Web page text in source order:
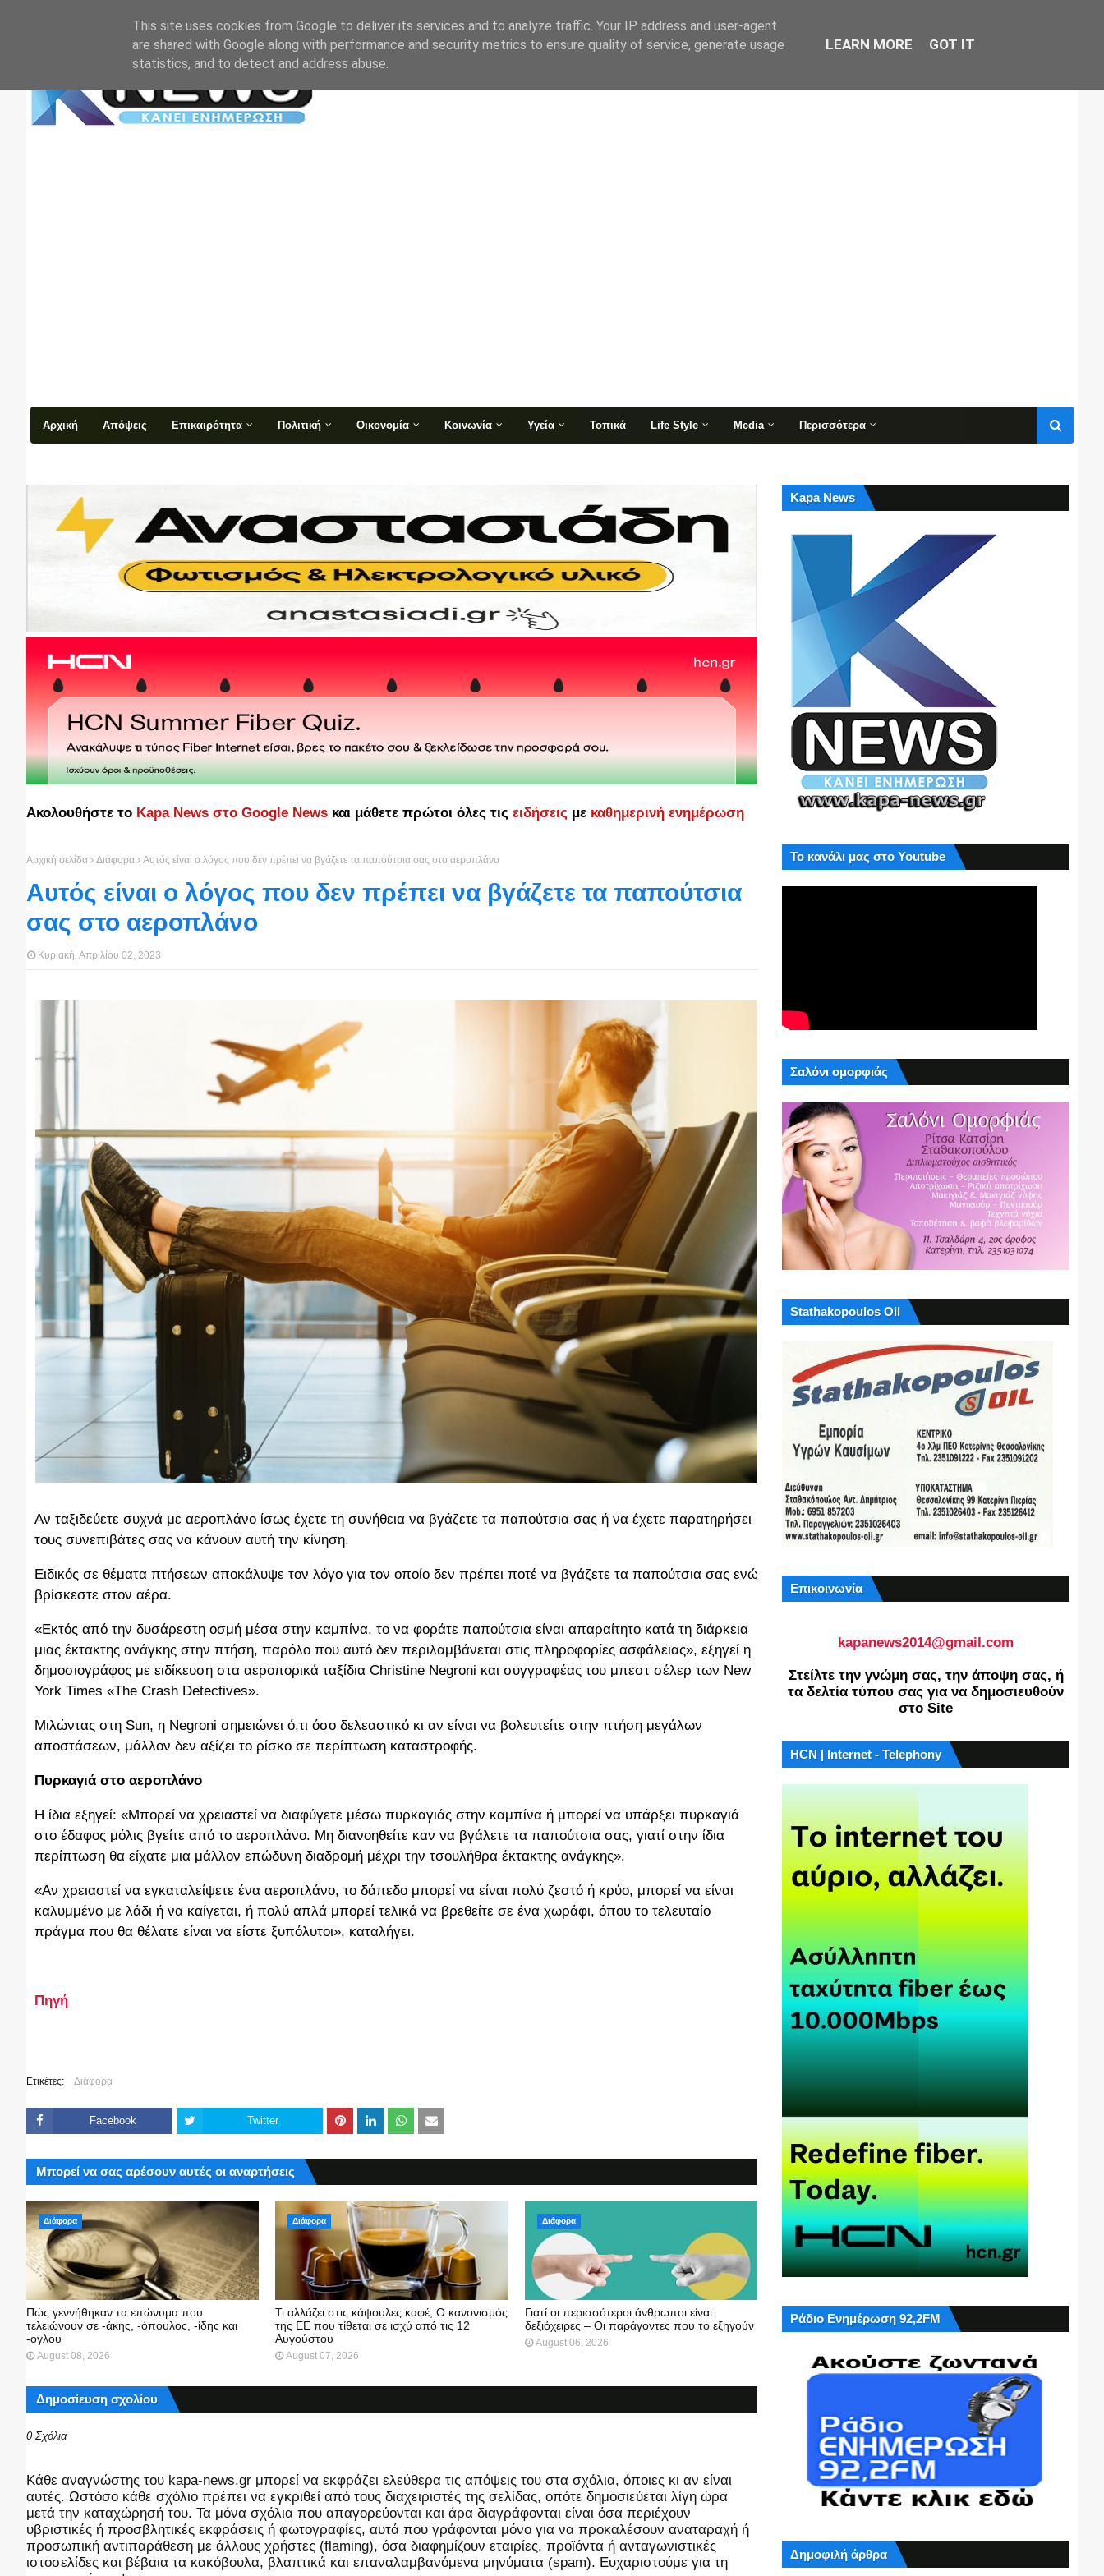
Αρχική Απόψεις Επικαιρότητα Πολιτική Οικονομία Κοινωνία Υγεία Τοπικά Life Style Media Περισσότερα
Ακολουθήστε το Kapa News στο Google News και μάθετε πρώτοι όλες τις ειδήσεις με καθημερινή ενημέρωση
Αρχική σελίδα Διάφορα Αυτός είναι ο λόγος που δεν πρέπει να βγάζετε τα παπούτσια σας στο αεροπλάνο
Αυτός είναι ο λόγος που δεν πρέπει να βγάζετε τα παπούτσια
σας στο αεροπλάνο
Κυριακή, Απριλίου 02, 2023
Αν ταξιδεύετε συχνά με αεροπλάνο ίσως έχετε τη συνήθεια να βγάζετε τα παπούτσια σας ή να έχετε παρατηρήσει
τους συνεπιβάτες σας να κάνουν αυτή την κίνηση.
Ειδικός σε θέματα πτήσεων αποκάλυψε τον λόγο για τον οποίο δεν πρέπει ποτέ να βγάζετε τα παπούτσια σας ενώ
βρίσκεστε στον αέρα.
«Εκτός από την δυσάρεστη οσμή μέσα στην καμπίνα, το να φοράτε παπούτσια είναι απαραίτητο κατά τη διάρκεια
μιας έκτακτης ανάγκης στην πτήση, παρόλο που αυτό δεν περιλαμβάνεται στις πληροφορίες ασφάλειας», εξηγεί η
δημοσιογράφος με ειδίκευση στα αεροπορικά ταξίδια Christine Negroni και συγγραφέας του μπεστ σέλερ των New
York Times «The Crash Detectives».
Μιλώντας στη Sun, η Negroni σημειώνει ό,τι όσο δελεαστικό κι αν είναι να βολευτείτε στην πτήση μεγάλων
αποστάσεων, μάλλον δεν αξίζει το ρίσκο σε περίπτωση καταστροφής.
Πυρκαγιά στο αεροπλάνο
Η ίδια εξηγεί: «Μπορεί να χρειαστεί να διαφύγετε μέσω πυρκαγιάς στην καμπίνα ή μπορεί να υπάρξει πυρκαγιά
στο έδαφος μόλις βγείτε από το αεροπλάνο. Μη διανοηθείτε καν να βγάλετε τα παπούτσια σας, γιατί στην ίδια
περίπτωση θα είχατε μια μάλλον επώδυνη διαδρομή μέχρι την τσουλήθρα έκτακτης ανάγκης».
«Αν χρειαστεί να εγκαταλείψετε ένα αεροπλάνο, το δάπεδο μπορεί να είναι πολύ ζεστό ή κρύο, μπορεί να είναι
καλυμμένο με λάδι ή να καίγεται, ή πολύ απλά μπορεί τελικά να βρεθείτε σε ένα χωράφι, όπου το τελευταίο
πράγμα που θα θέλατε είναι να είστε ξυπόλυτοι», καταλήγει.
Πηγή
Ετικέτες: Διάφορα
Facebook Twitter
Μπορεί να σας αρέσουν αυτές οι αναρτήσεις
Διάφορα
Πώς γεννήθηκαν τα επώνυμα που
τελειώνουν σε -άκης, -όπουλος, -ίδης και
-ογλου
August 08, 2026
Διάφορα
Τι αλλάζει στις κάψουλες καφέ; Ο κανονισμός
της ΕΕ που τίθεται σε ισχύ από τις 12
Αυγούστου
August 07, 2026
Διάφορα
Γιατί οι περισσότεροι άνθρωποι είναι
δεξιόχειρες – Οι παράγοντες που το εξηγούν
August 06, 2026
Δημοσίευση σχολίου
0 Σχόλια
Kάθε αναγνώστης του kapa-news.gr μπορεί να εκφράζει ελεύθερα τις απόψεις του στα σχόλια, όποιες κι αν είναι
αυτές. Ωστόσο κάθε σχόλιο πρέπει να εγκριθεί από τους διαχειριστές της σελίδας, οπότε δημοσιεύεται λίγη ώρα
μετά την καταχώρησή του. Τα μόνα σχόλια που απαγορεύονται και άρα διαγράφονται είναι όσα περιέχουν
υβριστικές ή προσβλητικές εκφράσεις ή φωτογραφίες, αυτά που γράφονται μόνο για να προκαλέσουν αναταραχή ή
προσωπική αντιπαράθεση με άλλους χρήστες (flaming), όσα διαφημίζουν εταιρίες, προϊόντα ή ανταγωνιστικές
ιστοσελίδες και βέβαια τα κακόβουλα, βλαπτικά και επαναλαμβανόμενα μηνύματα (spam). Ευχαριστούμε για τη
Kapa News
Το κανάλι μας στο Youtube
Σαλόνι ομορφιάς
Stathakopoulos Oil
Επικοινωνία
kapanews2014@gmail.com
Στείλτε την γνώμη σας, την άποψη σας, ή
τα δελτία τύπου σας για να δημοσιευθούν
στο Site
HCN | Internet - Telephony
Ράδιο Ενημέρωση 92,2FM
Δημοφιλή άρθρα
This site uses cookies from Google to deliver its services and to analyze traffic. Your IP address and user-agent
are shared with Google along with performance and security metrics to ensure quality of service, generate usage
statistics, and to detect and address abuse.
LEARN MORE GOT IT